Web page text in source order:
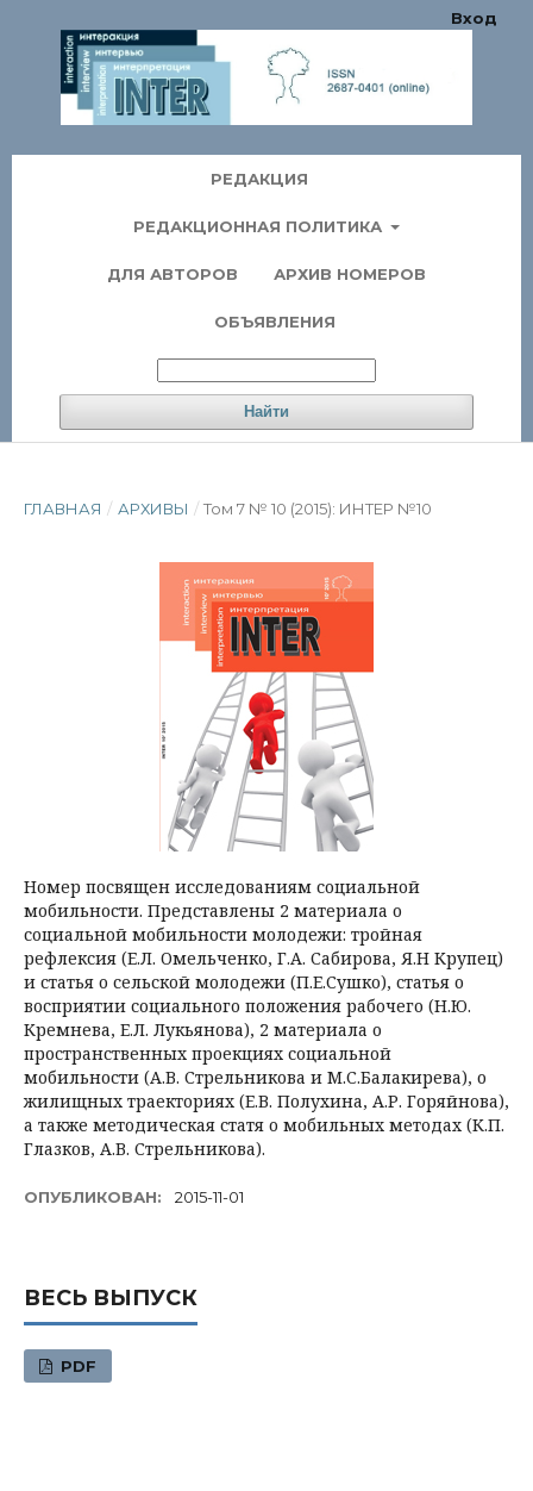
РЕДАКЦИЯ
РЕДАКЦИОННАЯ ПОЛИТИКА
ДЛЯ АВТОРОВ АРХИВ НОМЕРОВ
ОБЪЯВЛЕНИЯ
Найти
Вход
ГЛАВНАЯ / АРХИВЫ / Том 7 № 10 (2015): ИНТЕР №10
Номер посвящен исследованиям социальной
мобильности. Представлены 2 материала о
социальной мобильности молодежи: тройная
рефлексия (Е.Л. Омельченко, Г.А. Сабирова, Я.Н Крупец)
и статья о сельской молодежи (П.Е.Сушко), статья о
восприятии социального положения рабочего (Н.Ю.
Кремнева, Е.Л. Лукьянова), 2 материала о
пространственных проекциях социальной
мобильности (А.В. Стрельникова и М.С.Балакирева), о
жилищных траекториях (Е.В. Полухина, А.Р. Горяйнова),
а также методическая статя о мобильных методах (К.П.
Глазков, А.В. Стрельникова).
ОПУБЛИКОВАН: 2015-11-01
ВЕСЬ ВЫПУСК
PDF